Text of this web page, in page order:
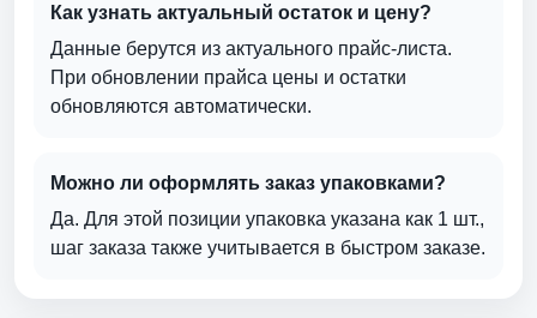
Как узнать актуальный остаток и цену?
Данные берутся из актуального прайс-листа.
При обновлении прайса цены и остатки
обновляются автоматически.
Можно ли оформлять заказ упаковками?
Да. Для этой позиции упаковка указана как 1 шт.,
шаг заказа также учитывается в быстром заказе.